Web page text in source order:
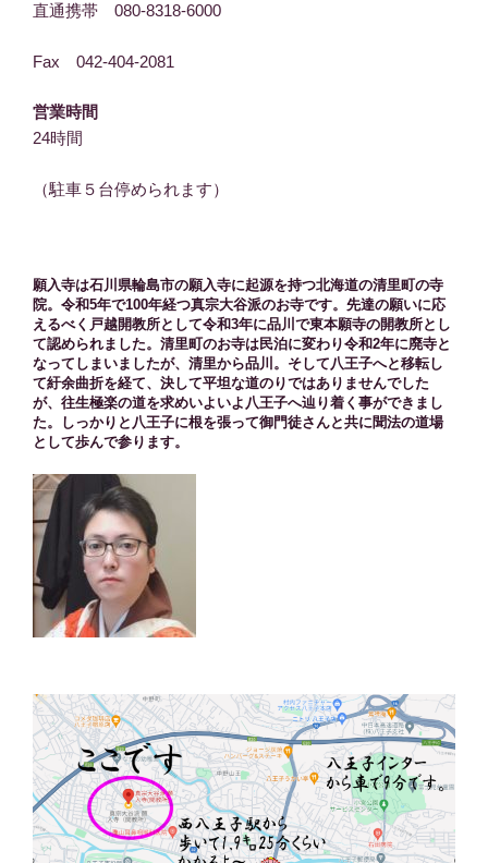
直通携帯 080-8318-6000
Fax 042-404-2081
営業時間
24時間
（駐車５台停められます）
願入寺は石川県輪島市の願入寺に起源を持つ北海道の清里町の寺
院。令和5年で100年経つ真宗大谷派のお寺です。先達の願いに応
えるべく戸越開教所として令和3年に品川で東本願寺の開教所とし
て認められました。清里町のお寺は民泊に変わり令和2年に廃寺と
なってしまいましたが、清里から品川。そして八王子へと移転し
て紆余曲折を経て、決して平坦な道のりではありませんでした
が、往生極楽の道を求めいよいよ八王子へ辿り着く事ができまし
た。しっかりと八王子に根を張って御門徒さんと共に聞法の道場
として歩んで参ります。